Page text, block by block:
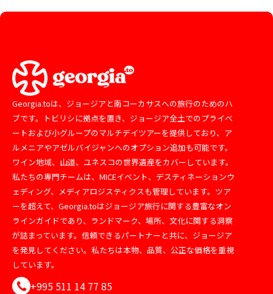
Georgia.toは、ジョージアと南コーカサスへの旅行のためのハ
ブです。トビリシに拠点を置き、ジョージア全土でのプライベ
ートおよび小グループのマルチデイツアーを提供しており、ア
ルメニアやアゼルバイジャンへのオプション追加も可能です。
ワイン地域、山道、ユネスコの世界遺産をカバーしています。
私たちの専門チームは、MICEイベント、デスティネーションウ
ェディング、メディアロジスティクスも管理しています。ツア
ーを超えて、Georgia.toはジョージア旅行に関する豊富なオン
ラインガイドであり、ランドマーク、場所、文化に関する洞察
が詰まっています。信頼できるパートナーと共に、ジョージア
を発見してください。私たちは本物、品質、公正な価格を重視
しています。
+995 511 14 77 85